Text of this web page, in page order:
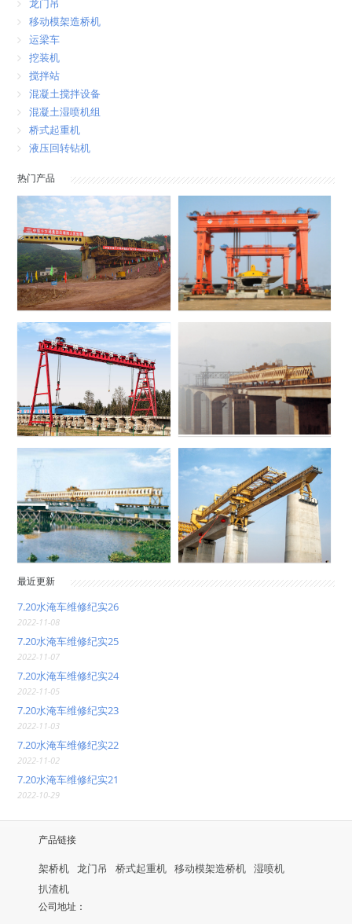
龙门吊
移动模架造桥机
运梁车
挖装机
搅拌站
混凝土搅拌设备
混凝土湿喷机组
桥式起重机
液压回转钻机
热门产品
最近更新
7.20水淹车维修纪实26
2022-11-08
7.20水淹车维修纪实25
2022-11-07
7.20水淹车维修纪实24
2022-11-05
7.20水淹车维修纪实23
2022-11-03
7.20水淹车维修纪实22
2022-11-02
7.20水淹车维修纪实21
2022-10-29
产品链接
架桥机 龙门吊 桥式起重机 移动模架造桥机 湿喷机
扒渣机
公司地址：